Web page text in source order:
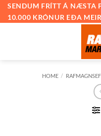
SkipSENDUM FRÍTT Á NÆSTA
10.000 KRÓNUR EÐA
HOME /